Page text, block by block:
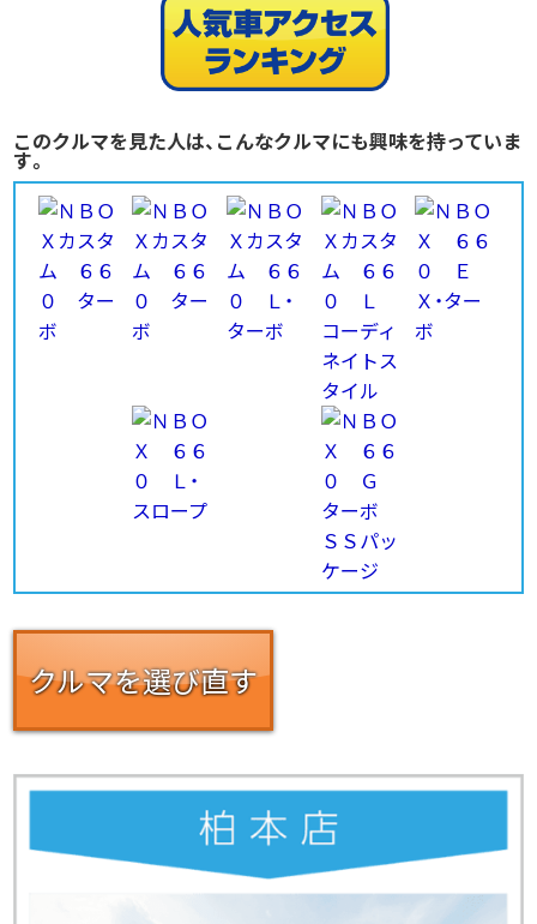
このクルマを見た人は、こんなクルマにも興味を持っていま
す。
クルマを選び直す